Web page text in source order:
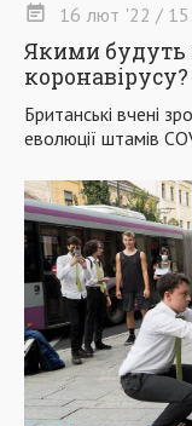
16 лют '22 /
Якими будуть
коронавірусу?
Британські вчені
еволюції штамів